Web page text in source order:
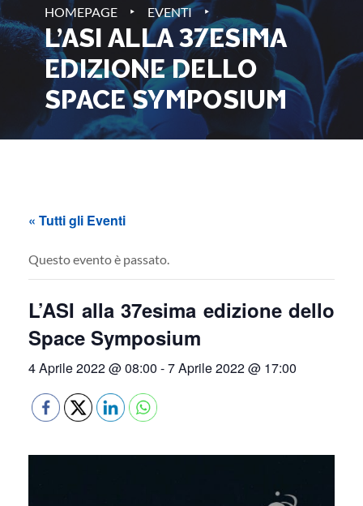
HOMEPAGE ‣ EVENTI ‣
L’ASI ALLA 37ESIMA
EDIZIONE DELLO
SPACE SYMPOSIUM
« Tutti gli Eventi
Questo evento è passato.
L’ASI alla 37esima edizione dello
Space Symposium
4 Aprile 2022 @ 08:00 -7 Aprile 2022 @ 17:00